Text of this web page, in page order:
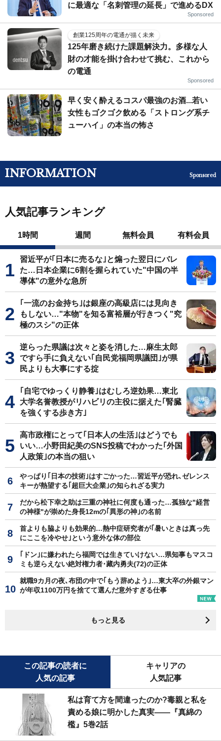
に最適な「名刺管理の延長」で進めるDX
Sponsored
創業125周年の電通が描く未来
125年磨き続けた課題解決力。多様な人
財の才能を掛け合わせて挑む、これから
の電通
Sponsored
早く安く酔えるコスパ最強のお酒...若い
女性もゴクゴク飲める「ストロング系チ
ューハイ」の本当の怖さ
INFORMATION Sponsored
人気記事ランキング
1時間 週間 無料会員 有料会員
習近平が｢日本に売るな｣と煽った翌日にバレ
た…日本企業に6割を握られていた"中国の半
導体"の意外な急所
｢一流のお金持ち｣は銀座の高級店には見向き
もしない…"本物"を知る富裕層が行きつく"究
極のスシ"の正体
逆らった県議は次々と姿を消した…麻生太郎
ですら手に負えない｢自民党福岡県議団｣が県
民よりも大事にする掟
｢自宅でゆっくり静養｣はむしろ逆効果…東北
大学名誉教授がリハビリの主役に据えた｢腎臓
を強くする歩き方｣
高市政権にとって｢日本人の生活｣はどうでも
いい…小野田紀美のSNS投稿でわかった｢外国
人政策｣の本当の狙い
やっぱり｢日本の技術｣はすごかった…習近平が恐れ､ゼレンス
キーが熱望する｢超巨大企業｣の知られざる実力
だから松下幸之助は三重の神社に何度も通った…孤独な"経営
の神様"が崇めた身長12mの｢異形の神｣の名前
首よりも脇よりも効果的…熱中症研究者が｢暑いときは真っ先
にここを冷やせ｣という意外な体の部位
｢ドン｣に嫌われたら福岡では生きていけない…県知事もマスコ
ミも逆らえない絶対権力者･藏内勇夫(72)の正体
就職9カ月の夜､布団の中で｢もう辞めよう｣…東大卒の外銀マン
が年収1100万円を捨てて選んだ意外すぎる仕事
もっと見る
この記事の読者に
人気の記事
キャリアの
人気記事
私は育て方を間違ったのか?毒親と私を
責める娘に明かした真実――『真綿の
檻』5巻2話